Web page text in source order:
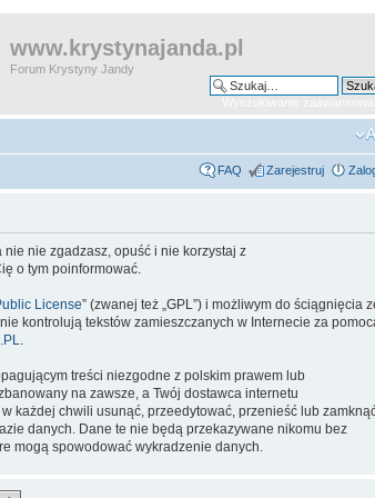
www.krystynajanda.pl
Forum Krystyny Jandy
FAQ Zarejestruj
nie zgadzasz, opuść i nie korzystaj z
o tym poinformować.
License” (zwanej też „GPL”) i możliwym do ściągnięcia
kontrolują tekstów zamieszczanych w Internecie za
.
treści niezgodne z polskim prawem lub
na zawsze, a Twój dostawca internetu
każdej chwili usunąć, przeedytować, przenieść lub
danych. Dane te nie będą przekazywane nikomu bez
mogą spowodować wykradzenie danych.